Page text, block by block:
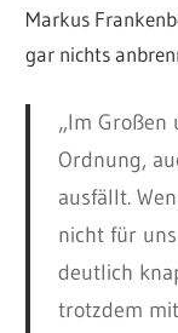
Markus
gar nichts
„Im Großen
Ordnung,
ausfällt.
nicht für
deutlich
trotzdem